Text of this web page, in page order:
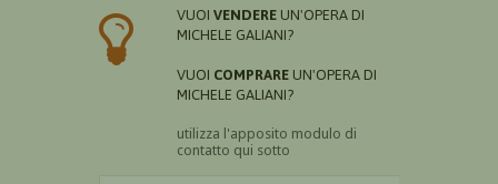
VUOI VENDERE UN'OPERA DI
MICHELE GALIANI?
VUOI COMPRARE UN'OPERA DI
MICHELE GALIANI?
utilizza l'apposito modulo di
contatto qui sotto